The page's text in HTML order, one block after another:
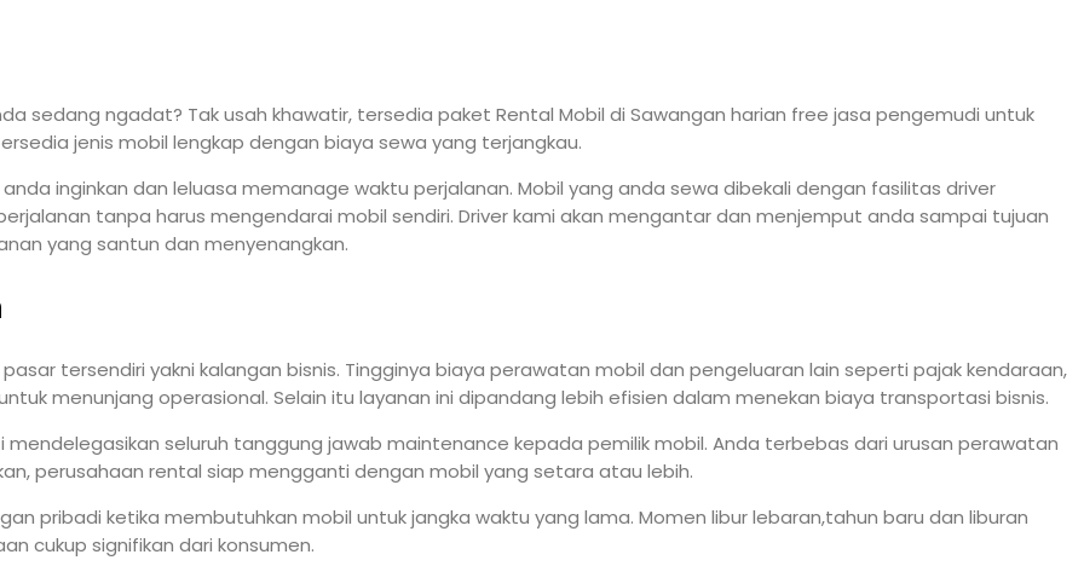
sedang ngadat? Tak usah khawatir, tersedia paket Rental Mobil di Sawangan harian free jasa pengemudi untuk
jenis mobil lengkap dengan biaya sewa yang terjangkau.
inginkan dan leluasa memanage waktu perjalanan. Mobil yang anda sewa dibekali dengan fasilitas driver
tanpa harus mengendarai mobil sendiri. Driver kami akan mengantar dan menjemput anda sampai tujuan
yang santun dan menyenangkan.
tersendiri yakni kalangan bisnis. Tingginya biaya perawatan mobil dan pengeluaran lain seperti pajak kendaraan,
menunjang operasional. Selain itu layanan ini dipandang lebih efisien dalam menekan biaya transportasi bisnis.
seluruh tanggung jawab maintenance kepada pemilik mobil. Anda terbebas dari urusan perawatan
perusahaan rental siap mengganti dengan mobil yang setara atau lebih.
pribadi ketika membutuhkan mobil untuk jangka waktu yang lama. Momen libur lebaran,tahun baru dan liburan
cukup signifikan dari konsumen.